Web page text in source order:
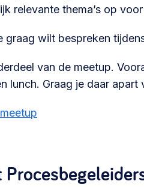
relevante thema’s op
graag wilt bespreken
van de meetup.
lunch. Graag je daar apart